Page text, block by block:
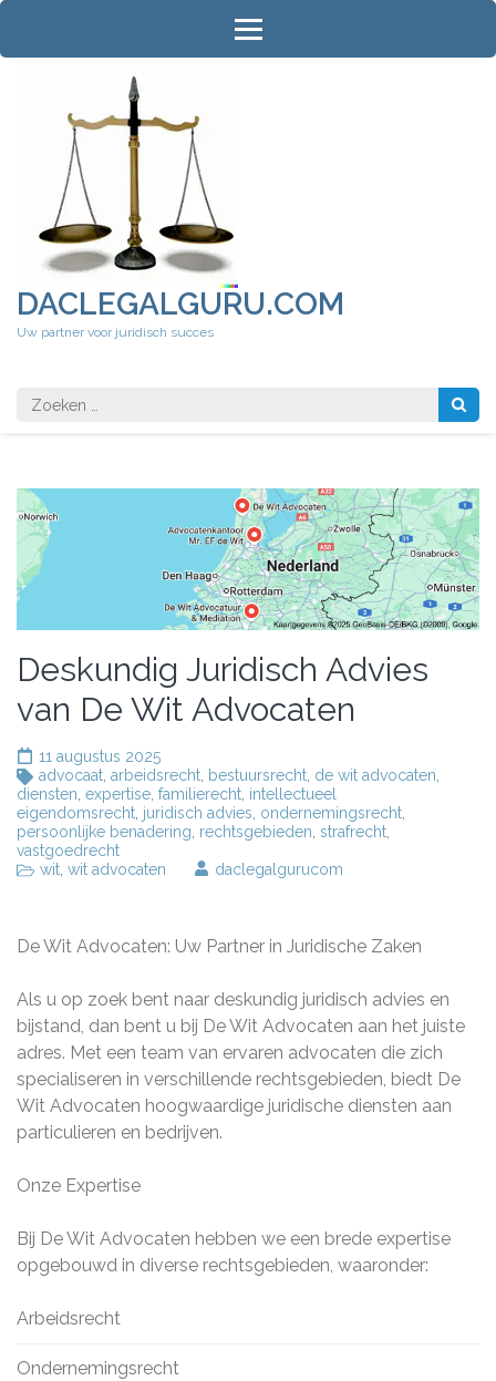
Ga
inhoud
DACLEGALGURU.COM
Uw partner voor juridisch succes
Zoeken
naar:
Deskundig Juridisch Advies
van De Wit Advocaten
11 augustus 2025
advocaat, arbeidsrecht, bestuursrecht, de wit advocaten,
diensten, expertise, familierecht, intellectueel
eigendomsrecht, juridisch advies, ondernemingsrecht,
persoonlijke benadering, rechtsgebieden, strafrecht,
vastgoedrecht
wit, wit advocaten daclegalgurucom
De Wit Advocaten: Uw Partner in Juridische Zaken
Als u op zoek bent naar deskundig juridisch advies en
bijstand, dan bent u bij De Wit Advocaten aan het juiste
adres. Met een team van ervaren advocaten die zich
specialiseren in verschillende rechtsgebieden, biedt De
Wit Advocaten hoogwaardige juridische diensten aan
particulieren en bedrijven.
Onze Expertise
Bij De Wit Advocaten hebben we een brede expertise
opgebouwd in diverse rechtsgebieden, waaronder:
Arbeidsrecht
Ondernemingsrecht